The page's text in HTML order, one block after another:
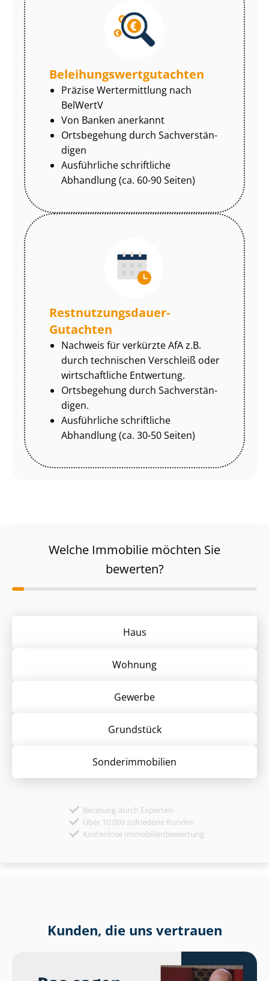
Be­lei­hungs­wert­gut­ach­ten
Präzise Wertermittlung nach
BelWertV
Von Banken anerkannt
Ortsbegehung durch Sach­ver­stän­
di­gen
Ausführliche schriftliche
Abhandlung (ca. 60-90 Seiten)
Rest­nut­zungs­dau­er-
Gutachten
Nachweis für verkürzte AfA z.B.
durch technischen Verschleiß oder
wirtschaftliche Entwertung.
Ortsbegehung durch Sach­ver­stän­
di­gen.
Ausführliche schriftliche
Abhandlung (ca. 30-50 Seiten)
Welche Immobilie möchten Sie
bewerten?
Haus
Wohnung
Gewerbe
Grund­stück
Sonder­immobilien
Beratung durch Experten
Über 10.000 zufriedene Kunden
Kostenlose Immobilienbewertung
Kunden, die uns vertrauen